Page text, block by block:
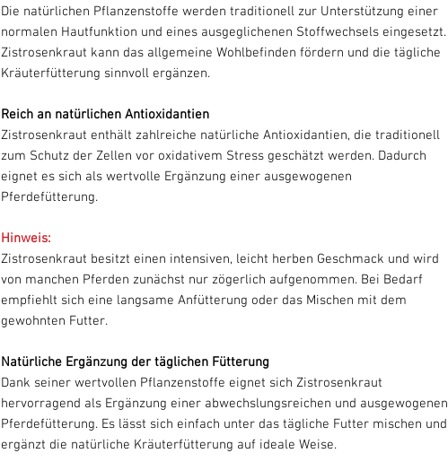
Die natürlichen Pflanzenstoffe werden traditionell zur Unterstützung einer
normalen Hautfunktion und eines ausgeglichenen Stoffwechsels eingesetzt.
Zistrosenkraut kann das allgemeine Wohlbefinden fördern und die tägliche
Kräuterfütterung sinnvoll ergänzen.
Reich an natürlichen Antioxidantien
Zistrosenkraut enthält zahlreiche natürliche Antioxidantien, die traditionell
zum Schutz der Zellen vor oxidativem Stress geschätzt werden. Dadurch
eignet es sich als wertvolle Ergänzung einer ausgewogenen
Pferdefütterung.
Hinweis:
Zistrosenkraut besitzt einen intensiven, leicht herben Geschmack und wird
von manchen Pferden zunächst nur zögerlich aufgenommen. Bei Bedarf
empfiehlt sich eine langsame Anfütterung oder das Mischen mit dem
gewohnten Futter.
Natürliche Ergänzung der täglichen Fütterung
Dank seiner wertvollen Pflanzenstoffe eignet sich Zistrosenkraut
hervorragend als Ergänzung einer abwechslungsreichen und ausgewogenen
Pferdefütterung. Es lässt sich einfach unter das tägliche Futter mischen und
ergänzt die natürliche Kräuterfütterung auf ideale Weise.